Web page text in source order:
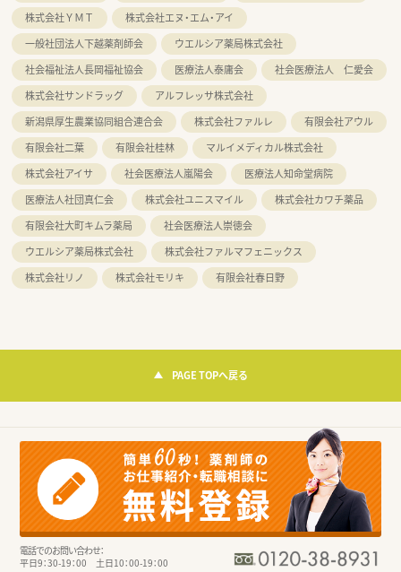
株式会社ＹＭＴ
株式会社エヌ・エム・アイ
一般社団法人下越薬剤師会
ウエルシア薬局株式会社
社会福祉法人長岡福祉協会
医療法人泰庸会
社会医療法人 仁愛会
株式会社サンドラッグ
アルフレッサ株式会社
新潟県厚生農業協同組合連合会
株式会社ファルレ
有限会社アウル
有限会社二葉
有限会社桂林
マルイメディカル株式会社
株式会社アイサ
社会医療法人嵐陽会
医療法人知命堂病院
医療法人社団真仁会
株式会社ユニスマイル
株式会社カワチ薬品
有限会社大町キムラ薬局
社会医療法人崇徳会
ウエルシア薬局株式会社
株式会社ファルマフェニックス
株式会社リノ
株式会社モリキ 有限会社春日野
PAGE TOPへ戻る
電話でのお問い合わせ：
平日9：30-19：00 土日10：00-19：00